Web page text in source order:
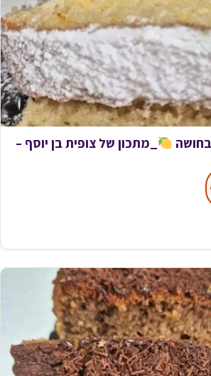
בחושה
_מתכון של צופית בן יוסף –